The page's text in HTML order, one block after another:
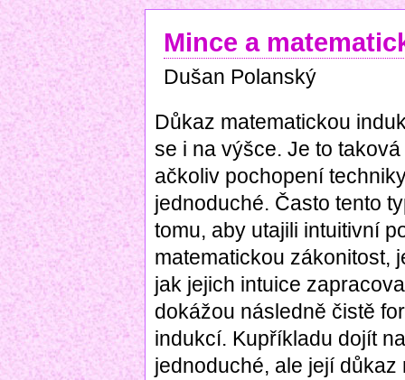
Mince a
Dušan Polanský
Důkaz matematickou
se i na výšce. Je to
ačkoliv pochopení
jednoduché. Často tento
tomu, aby utajili intuitivní
matematickou zákonitost,
jak jejich intuice
dokážou následně čistě
indukcí. Kupříkladu dojít
jednoduché, ale její